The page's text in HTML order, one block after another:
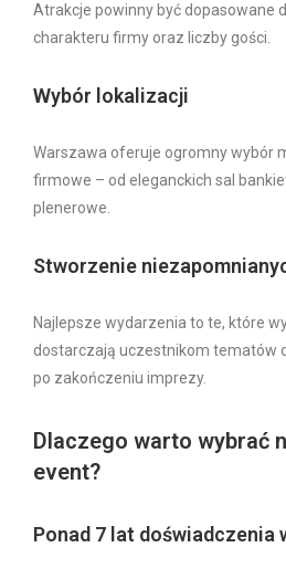
Atrakcje powinny być dopasowane
charakteru firmy oraz liczby gości.
Wybór lokalizacji
Warszawa oferuje ogromny wybór
firmowe – od eleganckich sal
plenerowe.
Stworzenie
Najlepsze wydarzenia to te, które
dostarczają uczestnikom tematów
po zakończeniu imprezy.
Dlaczego warto wybrać
event?
Ponad 7 lat doświadczenia